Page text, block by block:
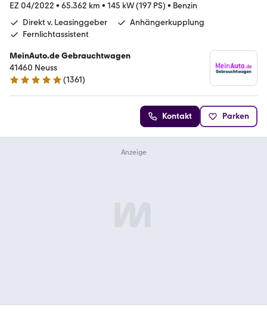
EZ 04/2022 • 65.362 km • 145 kW (197 PS) • Benzin
Direkt v. Leasinggeber
Anhängerkupplung
Fernlichtassistent
MeinAuto.de Gebrauchtwagen
41460 Neuss
4.8 Sterne
(1361)
Kontakt Parken